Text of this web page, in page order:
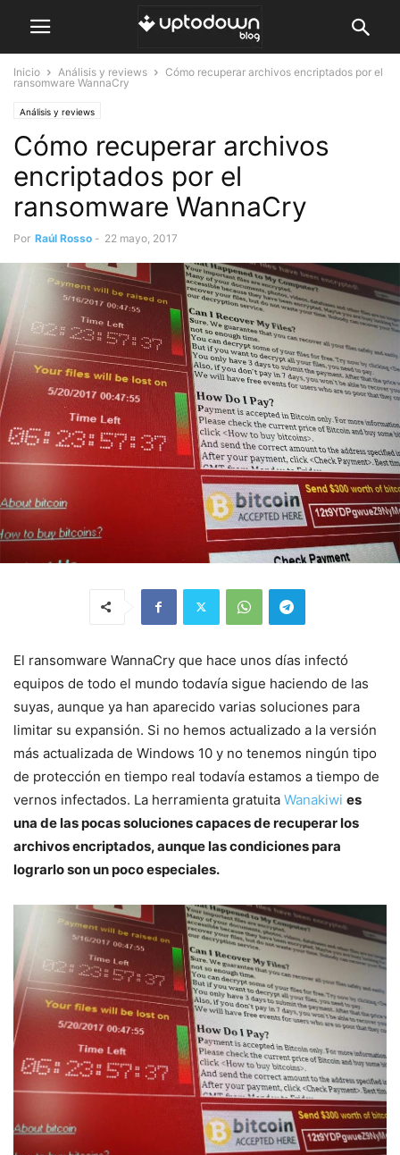
Inicio Análisis y reviews
Cómo recuperar archivos encriptados por el
ransomware WannaCry
Análisis y reviews
Cómo recuperar archivos
encriptados por el
ransomware WannaCry
Por Raúl Rosso - 22 mayo, 2017
El ransomware WannaCry que hace unos días infectó
equipos de todo el mundo todavía sigue haciendo de las
suyas, aunque ya han aparecido varias soluciones para
limitar su expansión. Si no hemos actualizado a la versión
más actualizada de Windows 10 y no tenemos ningún tipo
de protección en tiempo real todavía estamos a tiempo de
vernos infectados. La herramienta gratuita Wanakiwi es
una de las pocas soluciones capaces de recuperar los
archivos encriptados, aunque las condiciones para
lograrlo son un poco especiales.